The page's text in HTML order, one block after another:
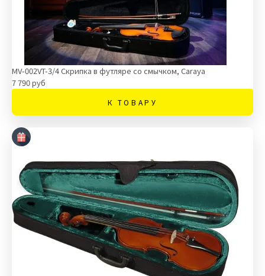
MV-002VT-3/4 Скрипка в футляре со смычком, Caraya
7 790 руб
К ТОВАРУ